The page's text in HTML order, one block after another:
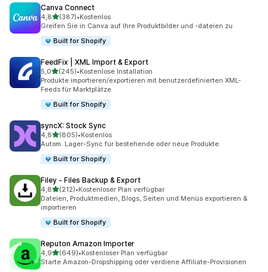
Canva Connect
4,8von 5 Sternen
(387)
387 Rezensionen insgesamt
•Kostenlos
Greifen Sie in Canva auf Ihre Produktbilder und -dateien zu
Built for Shopify
FeedFix | XML Import & Export
5,0von 5 Sternen
(245)
245 Rezensionen insgesamt
•Kostenlose Installation
Produkte importieren/exportieren mit benutzerdefinierten XML-
Feeds für Marktplätze
Built for Shopify
syncX: Stock Sync
4,8von 5 Sternen
(805)
805 Rezensionen insgesamt
•Kostenlos
Autom. Lager-Sync für bestehende oder neue Produkte
Built for Shopify
Filey ‑ Files Backup & Export
4,8von 5 Sternen
(212)
212 Rezensionen insgesamt
•Kostenloser Plan verfügbar
Dateien, Produktmedien, Blogs, Seiten und Menüs exportieren &
importieren
Built for Shopify
Reputon Amazon Importer
4,9von 5 Sternen
(649)
649 Rezensionen insgesamt
•Kostenloser Plan verfügbar
Starte Amazon-Dropshipping oder verdiene Affiliate-Provisionen